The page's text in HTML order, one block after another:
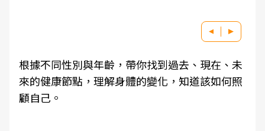
根據不同性別與年齡，帶你找到過去、現在、未
來的健康節點，理解身體的變化，知道該如何照
顧自己。